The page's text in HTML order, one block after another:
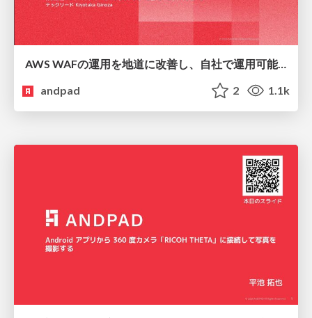
AWS WAFの運用を地道に改善し、自社で運用可能にするプラクティス
andpad
2 1.1k